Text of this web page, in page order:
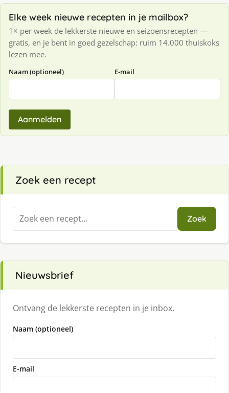
Elke week nieuwe recepten in je mailbox?
1× per week de lekkerste nieuwe en seizoensrecepten —
gratis, en je bent in goed gezelschap: ruim 14.000 thuiskoks
lezen mee.
Naam (optioneel) E-mail
Aanmelden
Zoek een recept
Zoeken
naar:
Zoek
Nieuwsbrief
Ontvang de lekkerste recepten in je inbox.
Naam (optioneel)
E-mail